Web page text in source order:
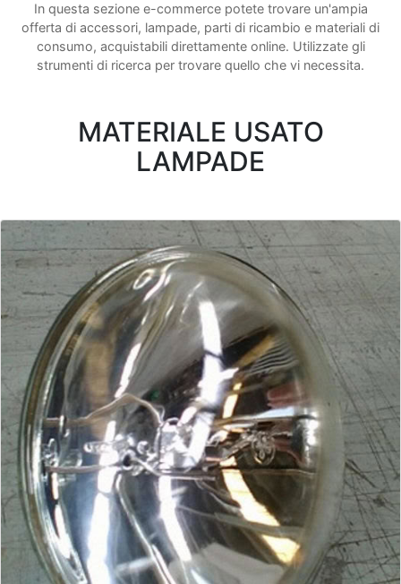
In questa sezione e-commerce potete trovare un'ampia
offerta di accessori, lampade, parti di ricambio e materiali di
consumo, acquistabili direttamente online. Utilizzate gli
strumenti di ricerca per trovare quello che vi necessita.
MATERIALE USATO
LAMPADE